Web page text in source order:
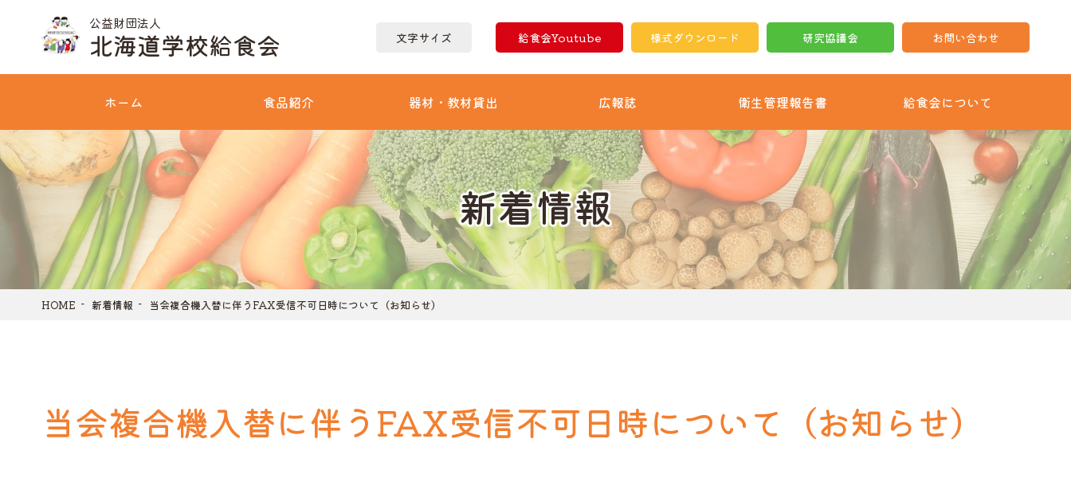
公益財団法人
北海道学校給食会 文字サイズ 給食会Youtube 様式ダウンロード 研究協議会 お問い合わせ
ホーム 食品紹介 器材・教材貸出 広報誌 衛生管理報告書 給食会について
新着情報
HOME 新着情報 当会複合機入替に伴うFAX受信不可日時について（お知らせ）
当会複合機入替に伴うFAX受信不可日時について（お知らせ）